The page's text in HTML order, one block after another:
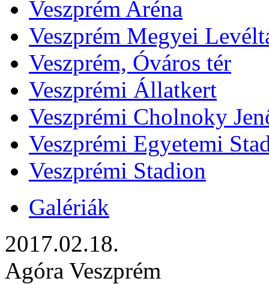
Veszprém Aréna
Veszprém Megyei
Veszprém, Óváros tér
Veszprémi Állatkert
Veszprémi Cholnoky
Veszprémi Egyetemi
Veszprémi Stadion
Galériák
2017.02.18.
Agóra Veszprém